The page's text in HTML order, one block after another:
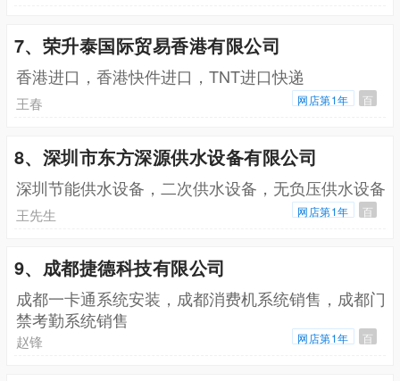
7、荣升泰国际贸易香港有限公司
香港进口，香港快件进口，TNT进口快递
王春 网店第1年 百
8、深圳市东方深源供水设备有限公司
深圳节能供水设备，二次供水设备，无负压供水设备
王先生 网店第1年 百
9、成都捷德科技有限公司
成都一卡通系统安装，成都消费机系统销售，成都门
禁考勤系统销售
赵锋 网店第1年 百